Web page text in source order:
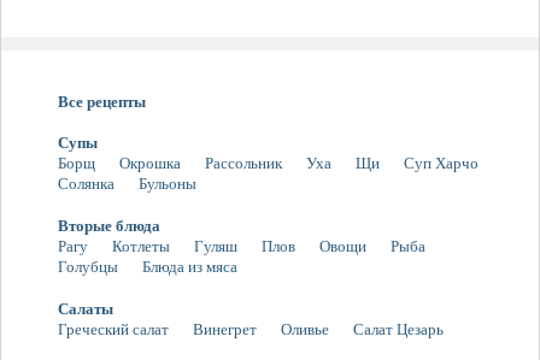
Все рецепты
Супы
Борщ
Окрошка Рассольник Уха Щи
Суп Харчо
Солянка
Бульоны
Вторые блюда
Рагу
Котлеты Гуляш Плов Овощи
Рыба
Голубцы
Блюда из мяса
Салаты
Греческий салат
Винегрет Оливье Салат Цезарь